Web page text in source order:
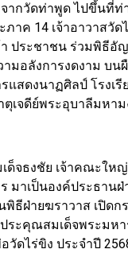
ากวัดท่าพูด ไปขึ้นที่ท่
าค 14 เจ้าอาวาสวัด
ประชาชน ร่วมพิธีอั
อลังการงดงาม บ
สดงนาฏศิลป์ โรงเรี
เจดีย์พระอุบาลีมหา
จธงชัย เจ้าคณะให
มาเป็นองค์ประธาน
ธีฝ่ายฆราวาส เปิดก
ระคุณสมเด็จพระมห
ดไร่ขิง ประจำปี